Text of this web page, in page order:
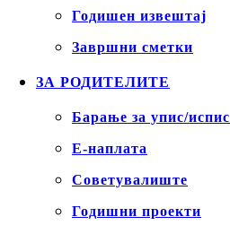
Годишен извештај
Завршни сметки
ЗА РОДИТЕЛИТЕ
Барање за упис/испис
Е-наплата
Советувалиште
Годишни проекти